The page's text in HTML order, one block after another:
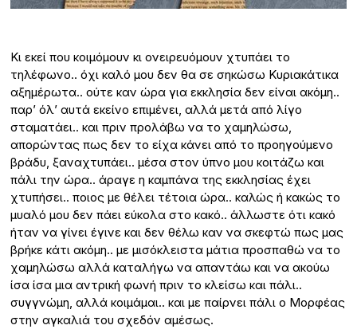
Κι εκεί που κοιμόμουν κι ονειρευόμουν χτυπάει το
τηλέφωνο.. όχι καλό μου δεν θα σε σηκώσω Κυριακάτικα
αξημέρωτα.. ούτε καν ώρα για εκκλησία δεν είναι ακόμη..
παρ’ όλ’ αυτά εκείνο επιμένει, αλλά μετά από λίγο
σταματάει.. και πριν προλάβω να το χαμηλώσω,
απορώντας πως δεν το είχα κάνει από το προηγούμενο
βράδυ, ξαναχτυπάει.. μέσα στον ύπνο μου κοιτάζω και
πάλι την ώρα.. άραγε η καμπάνα της εκκλησίας έχει
χτυπήσει.. ποιος με θέλει τέτοια ώρα.. καλώς ή κακώς το
μυαλό μου δεν πάει εύκολα στο κακό.. άλλωστε ότι κακό
ήταν να γίνει έγινε και δεν θέλω καν να σκεφτώ πως μας
βρήκε κάτι ακόμη.. με μισόκλειστα μάτια προσπαθώ να το
χαμηλώσω αλλά καταλήγω να απαντάω και να ακούω
ίσα ίσα μια αντρική φωνή πριν το κλείσω και πάλι..
συγγνώμη, αλλά κοιμάμαι.. και με παίρνει πάλι ο Μορφέας
στην αγκαλιά του σχεδόν αμέσως.